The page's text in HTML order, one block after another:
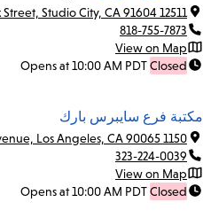
12511 Moorpark Street, Studio City, CA 91604
818-755-7873
View on Map
Closed
Opens at 10:00 AM PDT
مكتبة فرع سايبرس بارك
1150 Cypress Avenue, Los Angeles, CA 90065
323-224-0039
View on Map
Closed
Opens at 10:00 AM PDT